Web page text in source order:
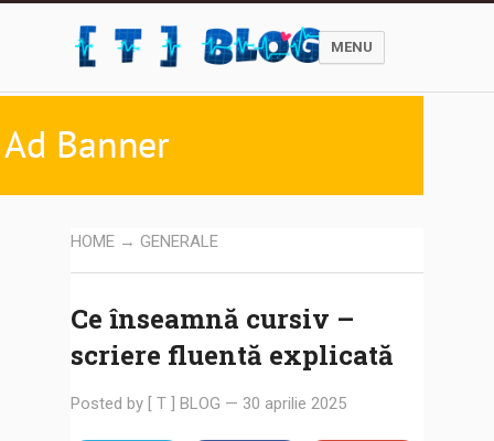
MENU
HOME → GENERALE
Ce înseamnă cursiv –
scriere fluentă explicată
Posted by [ T ] BLOG — 30 aprilie 2025